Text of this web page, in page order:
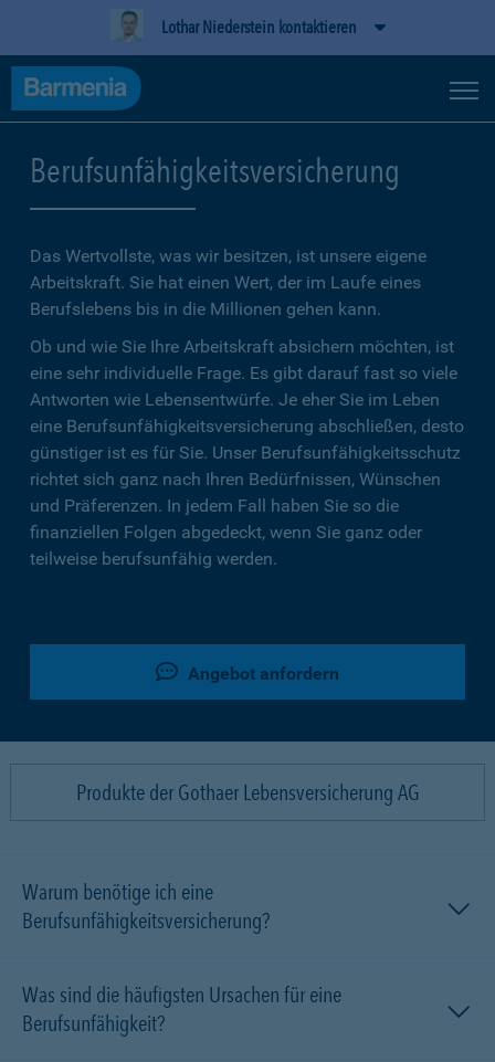
Lothar Niederstein kontaktieren
Berufsunfähigkeitsversicherung
Das Wertvollste, was wir besitzen, ist unsere eigene
Arbeitskraft. Sie hat einen Wert, der im Laufe eines
Berufslebens bis in die Millionen gehen kann.
Ob und wie Sie Ihre Arbeitskraft absichern möchten, ist
eine sehr individuelle Frage. Es gibt darauf fast so viele
Antworten wie Lebensentwürfe. Je eher Sie im Leben
eine Berufsunfähigkeitsversicherung abschließen, desto
günstiger ist es für Sie. Unser Berufsunfähigkeitsschutz
richtet sich ganz nach Ihren Bedürfnissen, Wünschen
und Präferenzen. In jedem Fall haben Sie so die
finanziellen Folgen abgedeckt, wenn Sie ganz oder
teilweise berufsunfähig werden.
Angebot anfordern
Produkte der Gothaer Lebensversicherung AG
Warum benötige ich eine
Berufsunfähigkeitsversicherung?
Was sind die häufigsten Ursachen für eine
Berufsunfähigkeit?